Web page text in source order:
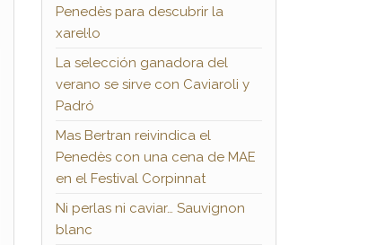
Penedès para descubrir la
xarel·lo
La selección ganadora del
verano se sirve con Caviaroli y
Padró
Mas Bertran reivindica el
Penedès con una cena de MAE
en el Festival Corpinnat
Ni perlas ni caviar… Sauvignon
blanc